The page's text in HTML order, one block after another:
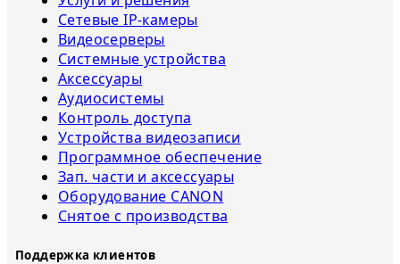
Сетевые IP-камеры
Видеосерверы
Системные устройства
Аксессуары
Аудиосистемы
Контроль доступа
Устройства видеозаписи
Программное обеспечение
Зап. части и аксессуары
Оборудование CANON
Снятое с прoизвoдства
Поддержка клиентов